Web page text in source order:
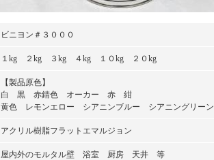
ビニヨン＃３０００
１kg ２kg ３kg ４kg １０kg ２０kg
【製品原色】
白 黒 赤錆色 オーカー 赤 紺
黄色 レモンエロー シアニンブルー シアニングリーン
アクリル樹脂フラットエマルジョン
屋内外のモルタル壁 浴室 厨房 天井 等